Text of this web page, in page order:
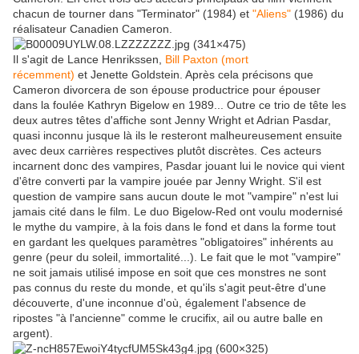
chacun de tourner dans "Terminator" (1984) et "Aliens" (1986) du
réalisateur Canadien Cameron.
Il s'agit de Lance Henrikssen, Bill Paxton (mort
récemment) et Jenette Goldstein. Après cela précisons que
Cameron divorcera de son épouse productrice pour épouser
dans la foulée Kathryn Bigelow en 1989... Outre ce trio de tête les
deux autres têtes d'affiche sont Jenny Wright et Adrian Pasdar,
quasi inconnu jusque là ils le resteront malheureusement ensuite
avec deux carrières respectives plutôt discrètes. Ces acteurs
incarnent donc des vampires, Pasdar jouant lui le novice qui vient
d'être converti par la vampire jouée par Jenny Wright. S'il est
question de vampire sans aucun doute le mot "vampire" n'est lui
jamais cité dans le film. Le duo Bigelow-Red ont voulu modernisé
le mythe du vampire, à la fois dans le fond et dans la forme tout
en gardant les quelques paramètres "obligatoires" inhérents au
genre (peur du soleil, immortalité...). Le fait que le mot "vampire"
ne soit jamais utilisé impose en soit que ces monstres ne sont
pas connus du reste du monde, et qu'ils s'agit peut-être d'une
découverte, d'une inconnue d'où, également l'absence de
ripostes "à l'ancienne" comme le crucifix, ail ou autre balle en
argent).